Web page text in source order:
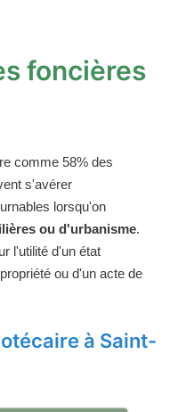
foncières
comme 58% des
s'avérer
lorsqu'on
ou d'urbanisme.
l'utilité d'un état
ou d'un acte de
à Saint-